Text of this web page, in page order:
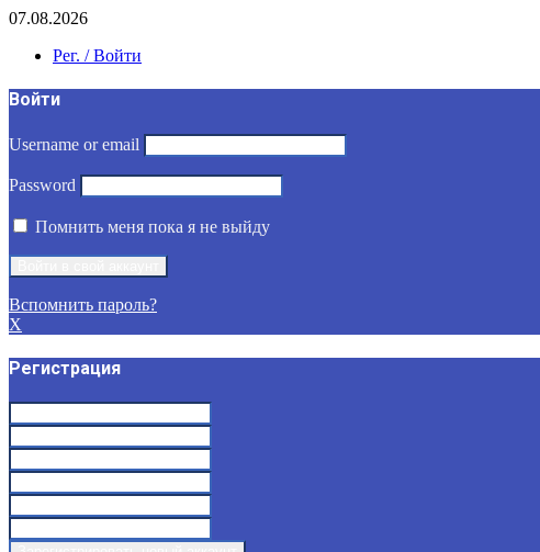
07.08.2026
Рег. / Войти
Войти
Username or email
Password
Помнить меня пока я не выйду
Вспомнить пароль?
X
Регистрация